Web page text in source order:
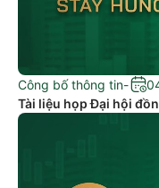
Công bố thông tin-
Tài liệu họp Đại hội